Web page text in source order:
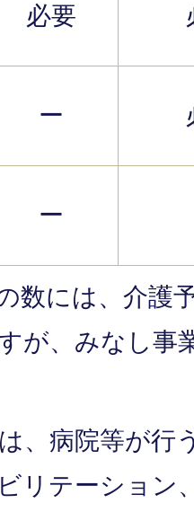
必要
ー
ー
数には、介護
が、みなし事
、病院等が行
リテーション